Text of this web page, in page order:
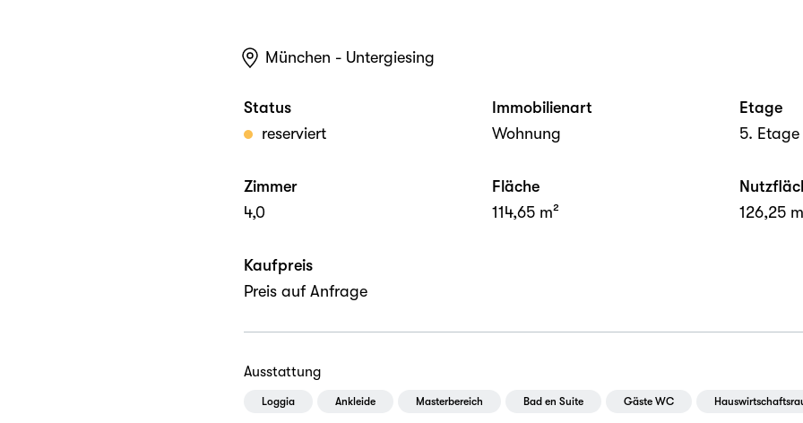
München - Untergiesing
Status
reserviert
Immobilienart
Wohnung
Etage
5. Etage
Zimmer
4,0
Fläche
114,65 m²
126,25
Kaufpreis
Preis auf Anfrage
Ausstattung
Loggia Ankleide Masterbereich Bad en Suite Gäste WC